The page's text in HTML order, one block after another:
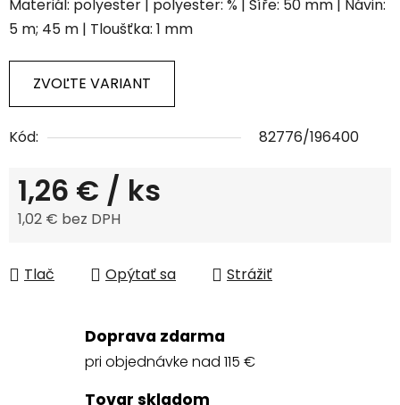
Materiál: polyester | polyester: % | Šíře: 50 mm | Návin:
5 m; 45 m | Tloušťka: 1 mm
ZVOĽTE VARIANT
Kód: 82776/196400
1,26 € / ks
1,02 € bez DPH
Tlač
Opýtať sa Strážiť
Doprava zdarma
pri objednávke nad 115 €
Tovar skladom